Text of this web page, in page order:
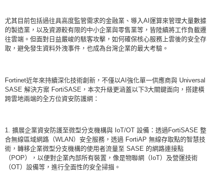
尤其目前包括過往具高度監管需求的金融業、導入AI運算來管理大量數據
的製造業，以及資源較有限的中小企業與零售業等，皆陸續將工作負載遷
往雲端。但面對日益嚴峻的駭客攻擊，如何確保核心服務上雲後的安全存
取，避免發生資料外洩事件，也成為台灣企業的最大考驗。
Fortinet近年來持續深化技術創新，不僅以AI強化單一供應商與 Universal
SASE 解決方案 FortiSASE，本次升級更涵蓋以下3大關鍵面向，搭建橫
跨雲地兩端的全方位資安防護網：
1. 擴展企業資安防護至微型分支機構與 IoT/OT 設備：透過FortiSASE 整
合無線區域網路（WLAN）安全服務，透過 FortiAP 無線存取點的智慧技
術，轉移企業微型分支機構的使用者流量至 SASE 的網路連接點
（POP），以便對企業內部所有裝置，像是物聯網（IoT）及營運技術
（OT）設備等，進行全面性的安全掃描。